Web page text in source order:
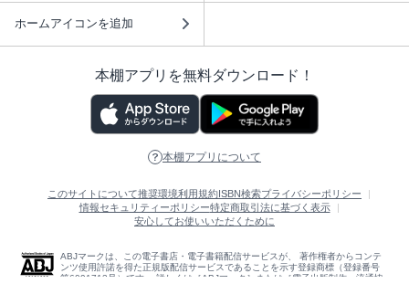
ホームアイコンを追加
本棚アプリを無料ダウンロード！
本棚アプリについて
このサイトについて推奨環境利用規約 ISBN検索プライバシーポリシー
情報セキュリティーポリシー特定商取引法に基づく表示
安心してお使いいただくために
ABJマークは、この電子書店・電子書籍配信サービスが、 著作権者からコンテ
ンツ使用許諾を得た正規版配信サービスであることを示す登録商標（登録番号
第6091713号）です。 詳しくは［ABJマーク］または［電子出版制作・流通協